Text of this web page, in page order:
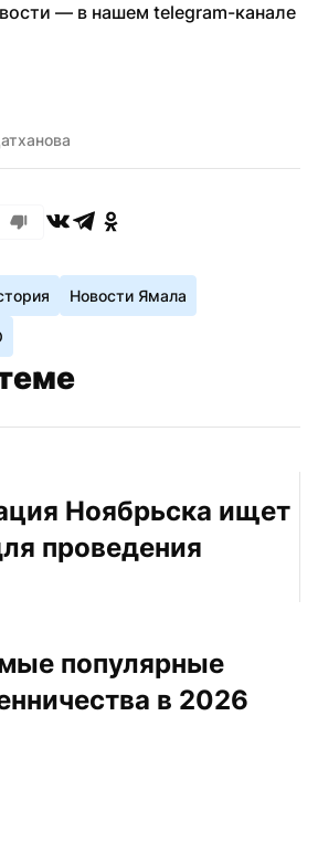
Новости Ямала
Ноябрьска ищет
проведения
популярные
в 2026